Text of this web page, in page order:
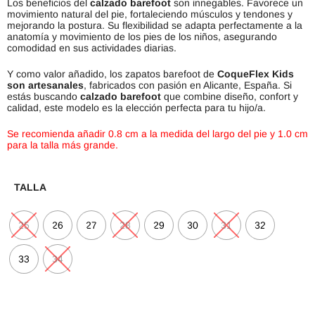
Los beneficios del calzado barefoot son innegables. Favorece un
movimiento natural del pie, fortaleciendo músculos y tendones y
mejorando la postura. Su flexibilidad se adapta perfectamente a la
anatomía y movimiento de los pies de los niños, asegurando
comodidad en sus actividades diarias.
Y como valor añadido, los zapatos barefoot de CoqueFlex Kids
son artesanales, fabricados con pasión en Alicante, España. Si
estás buscando calzado barefoot que combine diseño, confort y
calidad, este modelo es la elección perfecta para tu hijo/a.
Se recomienda añadir 0.8 cm a la medida del largo del pie y 1.0 cm
para la talla más grande.
TALLA
25 26 27 28 29 30 31 32
33 34